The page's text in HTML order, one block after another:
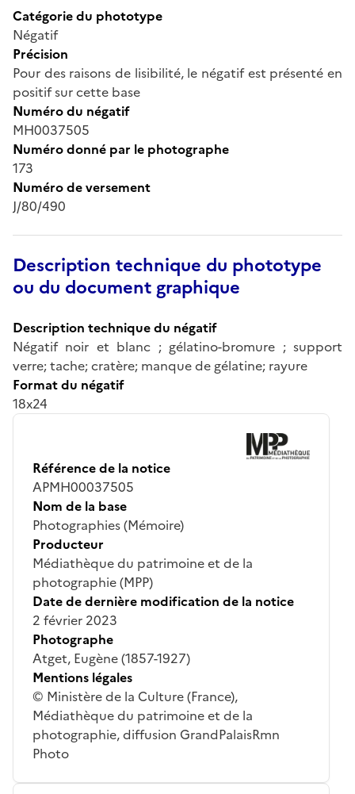
Catégorie du phototype
Négatif
Précision
Pour des raisons de lisibilité, le négatif est présenté en
positif sur cette base
Numéro du négatif
MH0037505
Numéro donné par le photographe
173
Numéro de versement
J/80/490
Description technique du phototype
ou du document graphique
Description technique du négatif
Négatif noir et blanc ; gélatino-bromure ; support
verre; tache; cratère; manque de gélatine; rayure
Format du négatif
18x24
Référence de la notice
APMH00037505
Nom de la base
Photographies (Mémoire)
Producteur
Médiathèque du patrimoine et de la
photographie (MPP)
Date de dernière modification de la notice
2 février 2023
Photographe
Atget, Eugène (1857-1927)
Mentions légales
© Ministère de la Culture (France),
Médiathèque du patrimoine et de la
photographie, diffusion GrandPalaisRmn
Photo